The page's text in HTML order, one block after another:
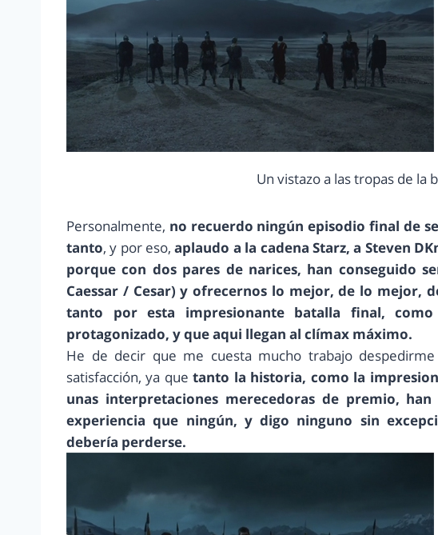
Un vistazo a las tropas de la
Personalmente, no recuerdo ningún episodio final de
tanto, y por eso,aplaudo a la cadena Starz, a Steven
porque con dos pares de narices, han conseguido
Caessar / Cesar) y ofrecernos lo mejor, de lo mejor,
tanto por esta impresionante batalla final,
protagonizado, y que aqui llegan al clímax máximo.
He de decir que me cuesta mucho trabajo
satisfacción, ya que tanto la historia, como la
unas interpretaciones merecedoras de premio,
experiencia que ningún, y digo ninguno sin
debería perderse.